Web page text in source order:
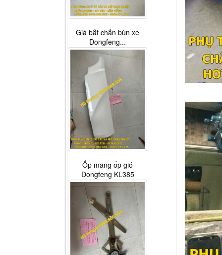
Giá bắt chắn bùn xe
Dongfeng...
Ốp mang ốp gió
Dongfeng KL385